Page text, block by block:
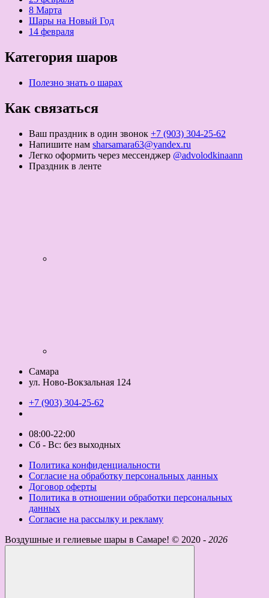
8 Марта
Шары на Новый Год
14 февраля
Категория шаров
Полезно знать о шарах
Как связаться
Ваш праздник в один звонок +7 (903) 304-25-62
Напишите нам sharsamara63@yandex.ru
Легко оформить через мессенджер @advolodkinaann
Праздник в ленте
Самара
ул. Ново-Вокзальная 124
+7 (903) 304-25-62
08:00-22:00
Сб - Вс: без выходных
Политика конфиденциальности
Согласие на обработку персональных данных
Договор оферты
Политика в отношении обработки персональных
данных
Согласие на рассылку и рекламу
Воздушные и гелиевые шары в Самаре! © 2020 - 2026